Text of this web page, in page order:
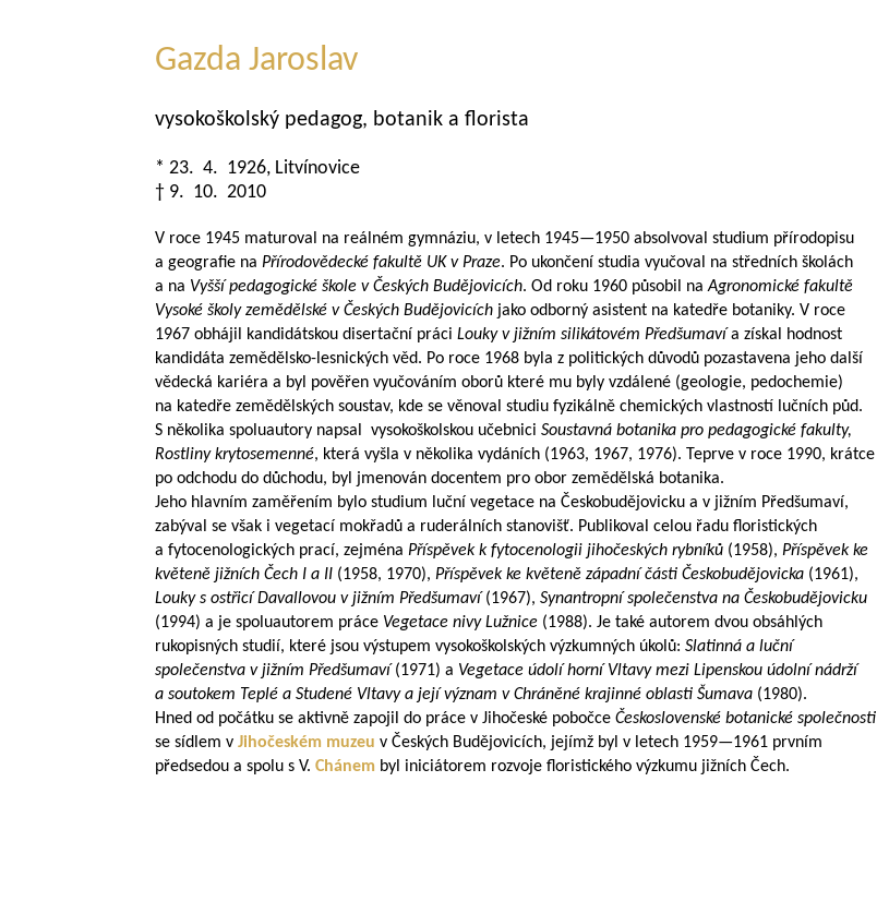
Gazda Jaroslav
vysokoškolský pedagog, botanik a florista
* 23. 4. 1926, Litvínovice
† 9. 10. 2010
V roce 1945 maturoval na reálném gymnáziu, v letech 1945—1950 absolvoval studium přírodopisu
a geografie na Přírodovědecké fakultě UK v Praze. Po ukončení studia vyučoval na středních školách
a na Vyšší pedagogické škole v Českých Budějovicích. Od roku 1960 působil naAgronomické fakultě
Vysoké školy zemědělské v Českých Budějovicích jako odborný asistent na katedře botaniky. V roce
1967 obhájil kandidátskou disertační práci Louky v jižním silikátovém Předšumavía získal hodnost
kandidáta zemědělsko-lesnických věd. Po roce 1968 byla z politických důvodů pozastavena jeho další
vědecká kariéra a byl pověřen vyučováním oborů které mu byly vzdálené (geologie, pedochemie)
na katedře zemědělských soustav, kde se věnoval studiu fyzikálně chemických vlastností lučních půd.
S několika spoluautory napsal vysokoškolskou učebnici Soustavná botanika pro pedagogické fakulty,
Rostliny krytosemenné, která vyšla v několika vydáních (1963, 1967, 1976). Teprve v roce 1990, krátce
po odchodu do důchodu, byl jmenován docentem pro obor zemědělská botanika.
Jeho hlavním zaměřením bylo studium luční vegetace na Českobudějovicku a v jižním Předšumaví,
zabýval se však i vegetací mokřadů a ruderálních stanovišť. Publikoval celou řadu floristických
a fytocenologických prací, zejména Příspěvek k fytocenologii jihočeských rybníků (1958), Příspěvek ke
květeně jižních Čech I a II (1958, 1970), Příspěvek ke květeně západní části Českobudějovicka (1961),
Louky s ostřicí Davallovou v jižním Předšumaví(1967), Synantropní společenstva na Českobudějovicku
(1994) a je spoluautorem práce Vegetace nivy Lužnice (1988). Je také autorem dvou obsáhlých
rukopisných studií, které jsou výstupem vysokoškolských výzkumných úkolů: Slatinná a luční
společenstva v jižním Předšumaví(1971) a Vegetace údolí horní Vltavy mezi Lipenskou údolní nádrží
a soutokem Teplé a Studené Vltavy a její význam v Chráněné krajinné oblasti Šumava (1980).
Hned od počátku se aktivně zapojil do práce v Jihočeské pobočce Československé botanické společnosti
se sídlem v Jihočeském muzeu v Českých Budějovicích, jejímž byl v letech 1959—1961 prvním
předsedou a spolu s V. Chánem byl iniciátorem rozvoje floristického výzkumu jižních Čech.